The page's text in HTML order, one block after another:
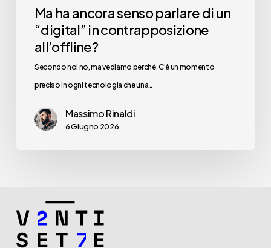
Ma ha ancora senso parlare di un
“digital” in contrapposizione
all’offline?
Secondo noi no, ma vediamo perchè. C'è un momento
preciso in ogni tecnologia che una…
Massimo Rinaldi
6 Giugno 2026